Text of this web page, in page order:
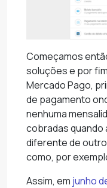
Começamos
soluções e por
Mercado Pago,
de pagamento
nenhuma
cobradas quando
diferente de
como, por
Assim, em junho